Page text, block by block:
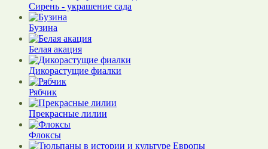
Сирень - украшение сада
Бузина
Белая акация
Дикорастущие фиалки
Рябчик
Прекрасные лилии
Флоксы